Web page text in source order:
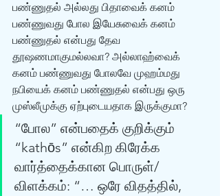
பண்ணுதல் அல்லது பிதாவைக் கனம்
பண்ணுவது போல இயேசுவைக் கனம்
பண்ணுதல் என்பது தேவ
தூஷணமாகுமல்லவா? அல்லாஹ்வைக்
கனம் பண்ணுவது போலவே முஹம்மது
நபியைக் கனம் பண்ணுதல் என்பது ஒரு
முஸ்லீமுக்கு ஏற்புடையதாக இருக்குமா?
“போல” என்பதைக் குறிக்கும்
“kathōs” என்கிற கிரேக்க
வார்த்தைக்கான பொருள்/
விளக்கம்: “… ஒரே விதத்தில்,